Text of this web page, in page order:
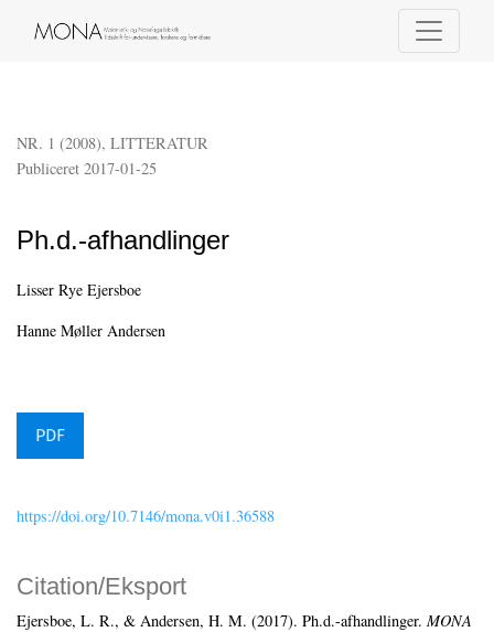
NR. 1 (2008), LITTERATUR
Ph.d.-afhandlinger
Publiceret 2017-01-25
Lisser Rye Ejersboe
Hanne Møller Andersen
PDF
Citation/Eksport
Ejersboe, L. R., & Andersen, H. M. (2017). Ph.d.-afhandlinger. MONA
https://doi.org/10.7146/mona.v0i1.36588